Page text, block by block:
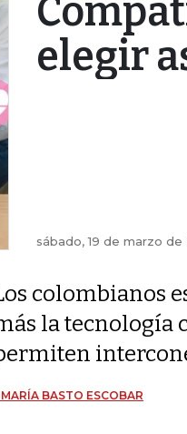
elegir
sábado, 19 de marzo de
colombianos
la tecnología
BASTO ESCOBAR